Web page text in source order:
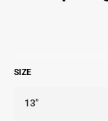
SIZE